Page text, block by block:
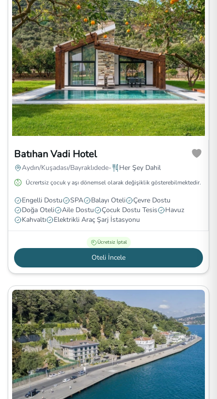
Batıhan Vadi Hotel
Aydın/Kuşadası/Bayraklıdede- Her Şey Dahil
Ücrertsiz çocuk y aşı dönemsel olarak değişiklik gösterebilmektedir.
Engelli Dostu SPA Balayı Oteli
Çevre Dostu
Doğa Oteli
Aile Dostu Çocuk Dostu Tesis
Havuz
Kahvaltı
Elektrikli Araç Şarj İstasyonu
Ücretsiz İptal
Oteli İncele